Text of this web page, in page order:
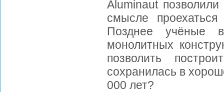
Aluminaut
смысле
Позднее учёные
монолитных
позволить
сохранилась в
000 лет?